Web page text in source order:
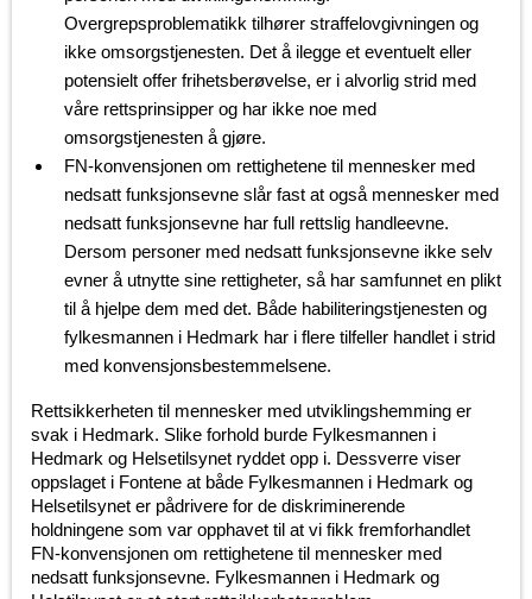
Overgrepsproblematikk tilhører straffelovgivningen og
ikke omsorgstjenesten. Det å ilegge et eventuelt eller
potensielt offer frihetsberøvelse, er i alvorlig strid med
våre rettsprinsipper og har ikke noe med
omsorgstjenesten å gjøre.
FN-konvensjonen om rettighetene til mennesker med
nedsatt funksjonsevne slår fast at også mennesker med
nedsatt funksjonsevne har full rettslig handleevne.
Dersom personer med nedsatt funksjonsevne ikke selv
evner å utnytte sine rettigheter, så har samfunnet en plikt
til å hjelpe dem med det. Både habiliteringstjenesten og
fylkesmannen i Hedmark har i flere tilfeller handlet i strid
med konvensjonsbestemmelsene.
Rettsikkerheten til mennesker med utviklingshemming er
svak i Hedmark. Slike forhold burde Fylkesmannen i
Hedmark og Helsetilsynet ryddet opp i. Dessverre viser
oppslaget i Fontene at både Fylkesmannen i Hedmark og
Helsetilsynet er pådrivere for de diskriminerende
holdningene som var opphavet til at vi fikk fremforhandlet
FN-konvensjonen om rettighetene til mennesker med
nedsatt funksjonsevne. Fylkesmannen i Hedmark og